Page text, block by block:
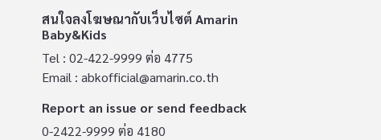
สนใจลงโฆษณากับเว็บไซต์ Amarin
Baby&Kids
Tel : 02-422-9999 ต่อ 4775
Email : abkofficial@amarin.co.th
Report an issue or send feedback
0-2422-9999 ต่อ 4180